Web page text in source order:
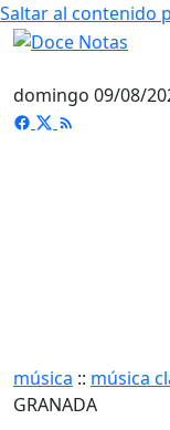
Saltar al contenido
domingo 09/08/
música :: música
GRANADA